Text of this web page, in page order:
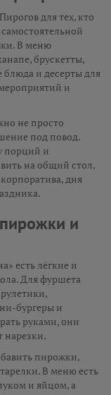
для тех, кто
В меню
брускетты,
блюда и десерты для
и
не просто
под повод.
порций и
на общий стол,
дня
и
есть лёгкие и
Для фуршета
бургеры и
руками, они
нарезки.
пирожки,
В меню есть
и яйцом, а